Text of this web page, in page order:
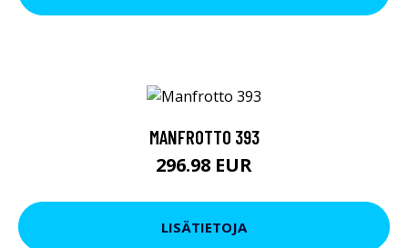
MANFROTTO 393
296.98 EUR
LISÄTIETOJA